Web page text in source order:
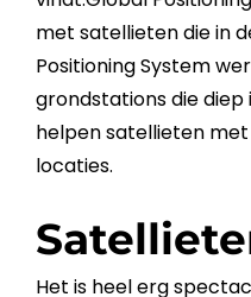
met satellieten die in
Positioning System
grondstations die diep
helpen satellieten
locaties.
Het is heel erg